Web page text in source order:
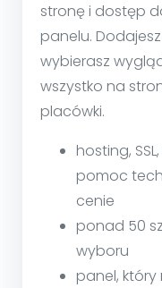
stronę i dostęp
panelu.
wybierasz
wszystko na
placówki.
hosting,
pomoc
cenie
ponad 50
wyboru
panel,